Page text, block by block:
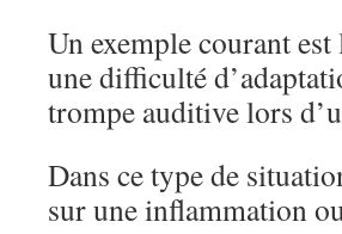
Un exemple courant est
une difficulté
trompe auditive lors
Dans ce type de
sur une inflammation